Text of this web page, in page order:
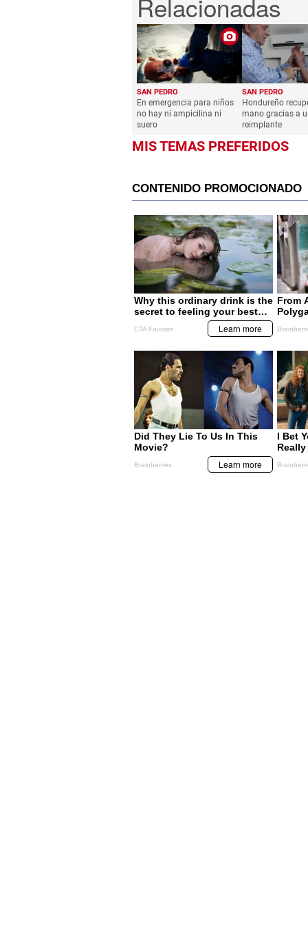
SAN PEDRO
En emergencia para niños
no hay ni ampicilina ni
suero
SAN PEDRO
Hondureño
mano gracias a
reimplante
MIS TEMAS PREFERIDOS